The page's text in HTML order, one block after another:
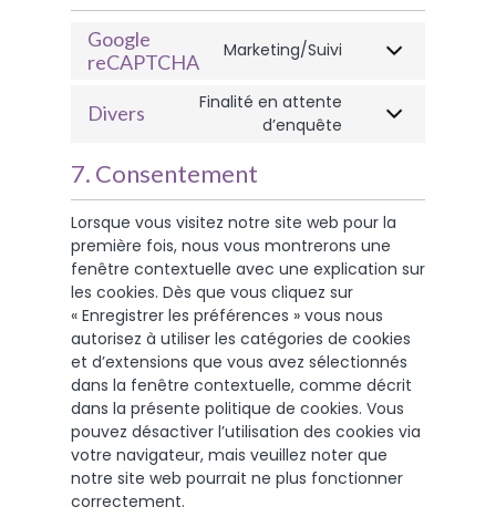
Google
reCAPTCHA
Marketing/Suivi
Divers
Finalité en attente
d’enquête
7. Consentement
Lorsque vous visitez notre site web pour la
première fois, nous vous montrerons une
fenêtre contextuelle avec une explication sur
les cookies. Dès que vous cliquez sur
« Enregistrer les préférences » vous nous
autorisez à utiliser les catégories de cookies
et d’extensions que vous avez sélectionnés
dans la fenêtre contextuelle, comme décrit
dans la présente politique de cookies. Vous
pouvez désactiver l’utilisation des cookies via
votre navigateur, mais veuillez noter que
notre site web pourrait ne plus fonctionner
correctement.